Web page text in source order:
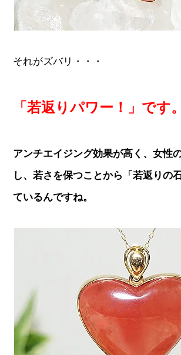
それがズバリ・・・
「若返りパワー！」です。
アンチエイジング効果が高く、女性
し、若さを保つことから「若返りの
ているんですね。